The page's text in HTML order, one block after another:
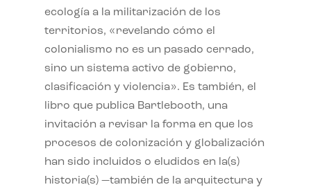
ecología a la militarización de los
territorios, «revelando cómo el
colonialismo no es un pasado cerrado,
sino un sistema activo de gobierno,
clasificación y violencia». Es también, el
libro que publica Bartlebooth, una
invitación a revisar la forma en que los
procesos de colonización y globalización
han sido incluidos o eludidos en la(s)
historia(s) —también de la arquitectura y